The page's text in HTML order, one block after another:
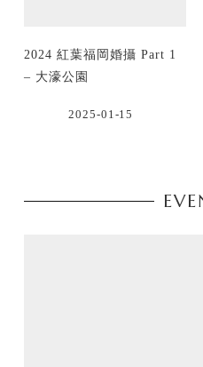
2024 紅葉福岡婚攝 Part 1
– 大濠公園
2025-01-15